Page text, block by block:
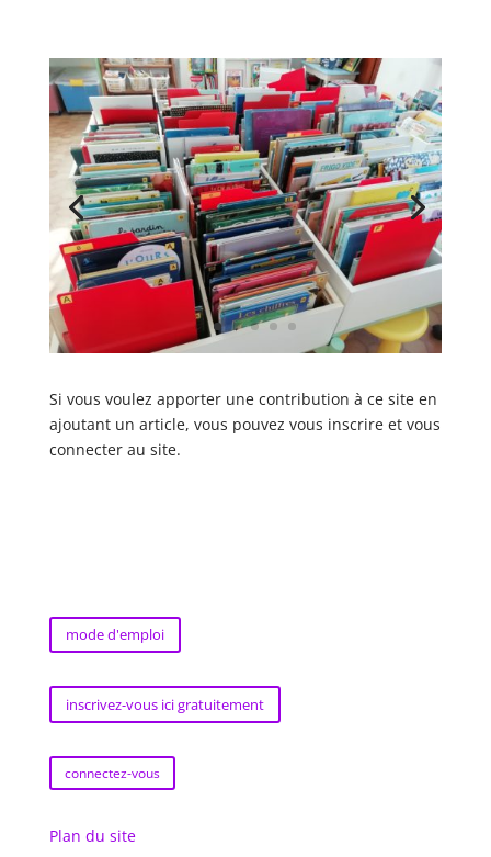
Si vous voulez apporter une contribution à ce site en
ajoutant un article, vous pouvez vous inscrire et vous
connecter au site.
mode d'emploi
inscrivez-vous ici gratuitement
connectez-vous
Plan du site